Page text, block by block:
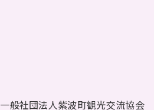
一般社団法人紫波町観光交流協会